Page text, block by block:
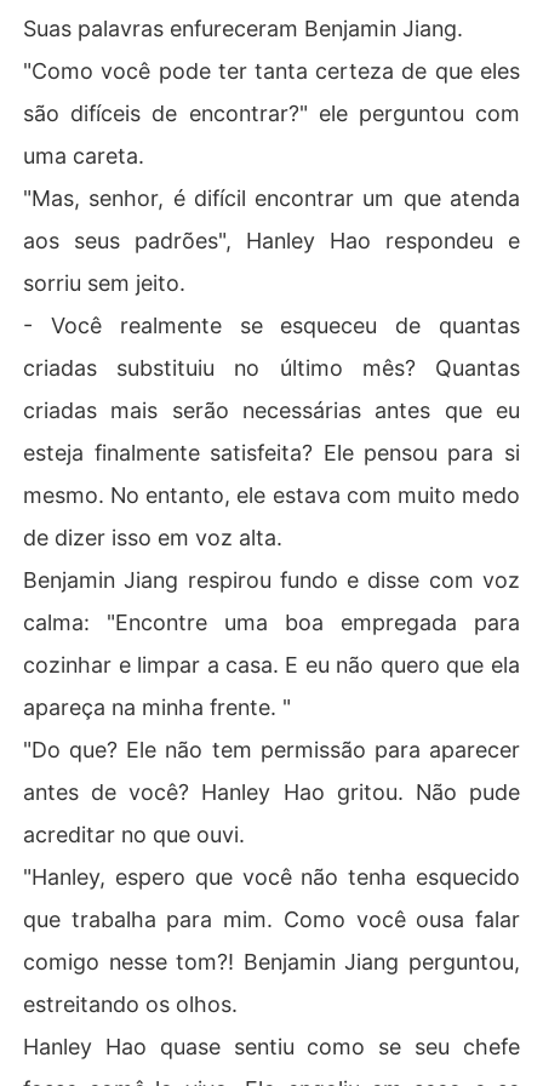
Suas palavras enfureceram Benjamin Jiang.
"Como você pode ter tanta certeza de que eles
são difíceis de encontrar?" ele perguntou com
uma careta.
"Mas, senhor, é difícil encontrar um que atenda
aos seus padrões", Hanley Hao respondeu e
sorriu sem jeito.
- Você realmente se esqueceu de quantas
criadas substituiu no último mês? Quantas
criadas mais serão necessárias antes que eu
esteja finalmente satisfeita? Ele pensou para si
mesmo. No entanto, ele estava com muito medo
de dizer isso em voz alta.
Benjamin Jiang respirou fundo e disse com voz
calma: "Encontre uma boa empregada para
cozinhar e limpar a casa. E eu não quero que ela
apareça na minha frente. "
"Do que? Ele não tem permissão para aparecer
antes de você? Hanley Hao gritou. Não pude
acreditar no que ouvi.
"Hanley, espero que você não tenha esquecido
que trabalha para mim. Como você ousa falar
comigo nesse tom?! Benjamin Jiang perguntou,
estreitando os olhos.
Hanley Hao quase sentiu como se seu chefe